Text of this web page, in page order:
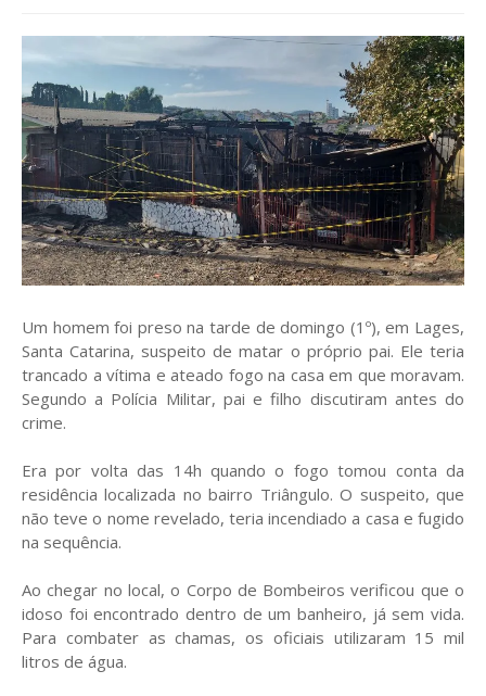
Um homem foi preso na tarde de domingo (1º), em Lages,
Santa Catarina, suspeito de matar o próprio pai. Ele teria
trancado a vítima e ateado fogo na casa em que moravam.
Segundo a Polícia Militar, pai e filho discutiram antes do
crime.
Era por volta das 14h quando o fogo tomou conta da
residência localizada no bairro Triângulo. O suspeito, que
não teve o nome revelado, teria incendiado a casa e fugido
na sequência.
Ao chegar no local, o Corpo de Bombeiros verificou que o
idoso foi encontrado dentro de um banheiro, já sem vida.
Para combater as chamas, os oficiais utilizaram 15 mil
litros de água.